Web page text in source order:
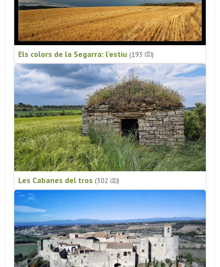
Els colors de la Segarra: l'estiu (193 )
Les Cabanes del tros (302 )